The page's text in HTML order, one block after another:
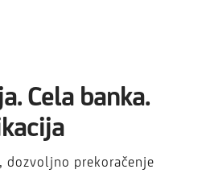
Cela banka.
dozvoljno prekoračenje